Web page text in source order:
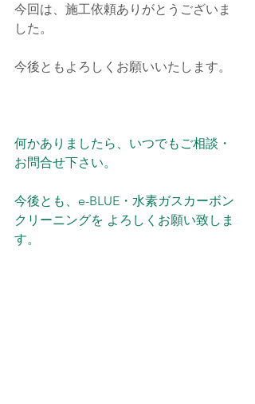
今回は、施工依頼ありがとうございま
した。
今後ともよろしくお願いいたします。
何かありましたら、いつでもご相談・
お問合せ下さい。
今後とも、e-BLUE・水素ガスカーボン
クリーニングを よろしくお願い致しま
す。